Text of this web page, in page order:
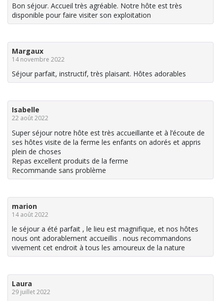
Bon séjour. Accueil très agréable. Notre hôte est très
disponible pour faire visiter son exploitation
Margaux
14 novembre 2022
Séjour parfait, instructif, très plaisant. Hôtes adorables
Isabelle
22 août 2022
Super séjour notre hôte est très accueillante et à l’écoute de
ses hôtes visite de la ferme les enfants on adorés et appris
plein de choses
Repas excellent produits de la ferme
Recommande sans problème
marion
14 août 2022
le séjour a été parfait , le lieu est magnifique, et nos hôtes
nous ont adorablement accueillis . nous recommandons
vivement cet endroit à tous les amoureux de la nature
Laura
29 juillet 2022